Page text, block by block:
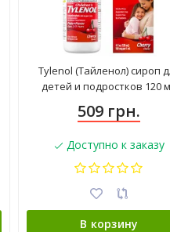
Tylenol (Тайленол) сироп
детей и подростков 120
509 грн.
Доступно к заказу
В корзину